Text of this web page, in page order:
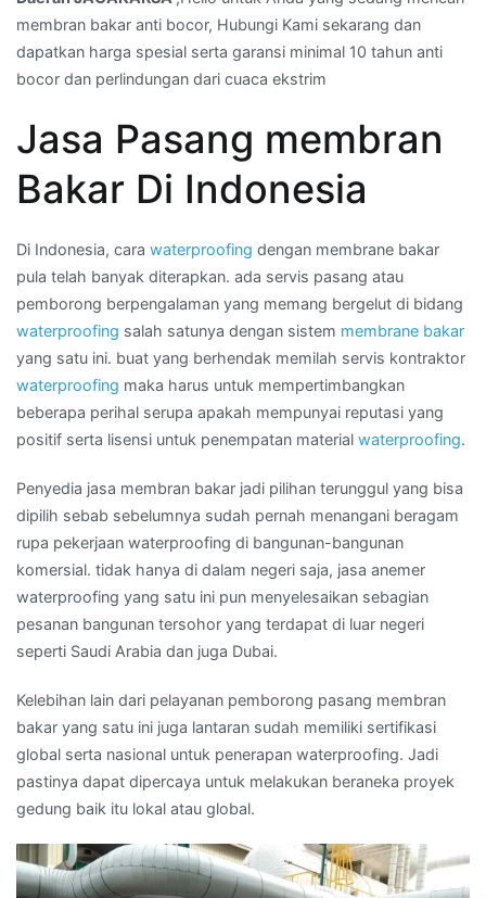
–
Wa
Kami
kontraktor
di
JAGAKARSA
membran bakar anti bocor, Hubungi Kami sekarang dan
dapatkan harga spesial serta garansi minimal 10 tahun anti
bocor dan perlindungan dari cuaca ekstrim
Jasa Pasang membran
Bakar Di Indonesia
Di Indonesia, cara waterproofing dengan membrane bakar
pula telah banyak diterapkan. ada servis pasang atau
pemborong berpengalaman yang memang bergelut di bidang
waterproofing salah satunya dengan sistem membrane bakar
yang satu ini. buat yang berhendak memilah servis kontraktor
waterproofing maka harus untuk mempertimbangkan
beberapa perihal serupa apakah mempunyai reputasi yang
positif serta lisensi untuk penempatan material waterproofing.
Penyedia jasa membran bakar jadi pilihan terunggul yang bisa
dipilih sebab sebelumnya sudah pernah menangani beragam
rupa pekerjaan waterproofing di bangunan-bangunan
komersial. tidak hanya di dalam negeri saja, jasa anemer
waterproofing yang satu ini pun menyelesaikan sebagian
pesanan bangunan tersohor yang terdapat di luar negeri
seperti Saudi Arabia dan juga Dubai.
Kelebihan lain dari pelayanan pemborong pasang membran
bakar yang satu ini juga lantaran sudah memiliki sertifikasi
global serta nasional untuk penerapan waterproofing. Jadi
pastinya dapat dipercaya untuk melakukan beraneka proyek
gedung baik itu lokal atau global.